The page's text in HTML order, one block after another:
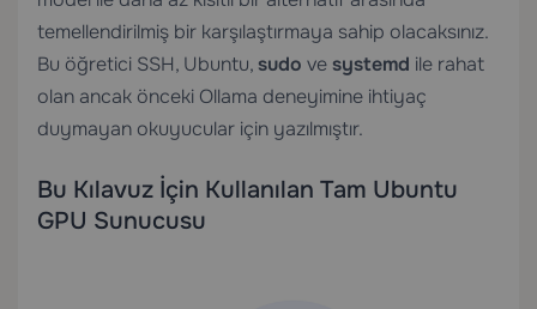
temellendirilmiş bir karşılaştırmaya sahip olacaksınız.
Bu öğretici SSH, Ubuntu, sudo ve systemd ile rahat
olan ancak önceki Ollama deneyimine ihtiyaç
duymayan okuyucular için yazılmıştır.
Bu Kılavuz İçin Kullanılan Tam Ubuntu
GPU Sunucusu